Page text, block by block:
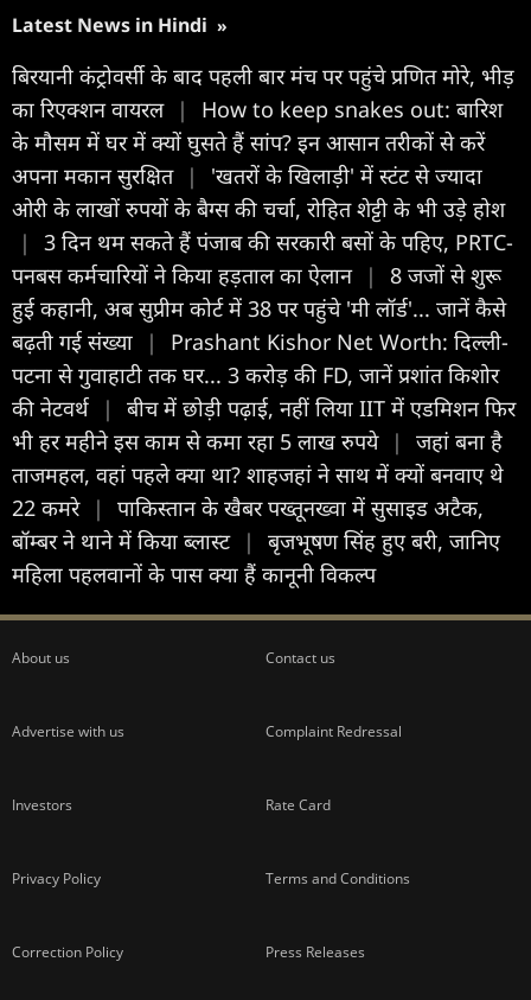
Latest News in Hindi »
बिरयानी कंट्रोवर्सी के बाद पहली बार मंच पर पहुंचे प्रणित मोरे, भीड़
का रिएक्शन वायरल |
How to keep snakes out: बारिश
के मौसम में घर में क्यों घुसते हैं सांप? इन आसान तरीकों से करें
अपना मकान सुरक्षित |
'खतरों के खिलाड़ी' में स्टंट से ज्यादा
ओरी के लाखों रुपयों के बैग्स की चर्चा, रोहित शेट्टी के भी उड़े होश
|
3 दिन थम सकते हैं पंजाब की सरकारी बसों के पहिए, PRTC-
पनबस कर्मचारियों ने किया हड़ताल का ऐलान |
8 जजों से शुरू
हुई कहानी, अब सुप्रीम कोर्ट में 38 पर पहुंचे 'मी लॉर्ड'... जानें कैसे
बढ़ती गई संख्या
|
Prashant Kishor Net Worth: दिल्‍ली-
पटना से गुवाहाटी तक घर... 3 करोड़ की FD, जानें प्रशांत किशोर
की नेटवर्थ
|
बीच में छोड़ी पढ़ाई, नहीं लिया IIT में एडमिशन फिर
भी हर महीने इस काम से कमा रहा 5 लाख रुपये |
जहां बना है
ताजमहल, वहां पहले क्या था? शाहजहां ने साथ में क्यों बनवाए थे
22 कमरे |
पाकिस्तान के खैबर पख्तूनख्वा में सुसाइड अटैक,
बॉम्बर ने थाने में किया ब्लास्ट |
बृजभूषण सिंह हुए बरी, जानिए
महिला पहलवानों के पास क्या हैं कानूनी विकल्प
About us Contact us
Advertise with us Complaint Redressal
Investors Rate Card
Privacy Policy Terms and Conditions
Correction Policy Press Releases